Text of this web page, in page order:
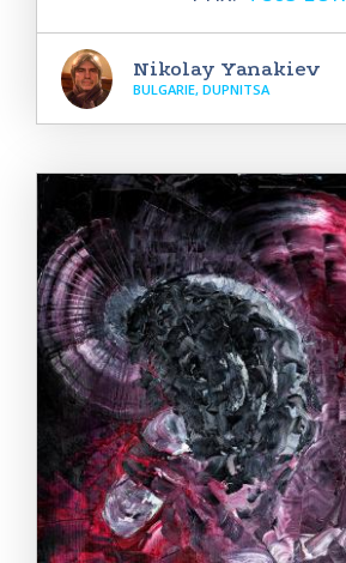
Nikolay Yanakiev
BULGARIE, DUPNITSA